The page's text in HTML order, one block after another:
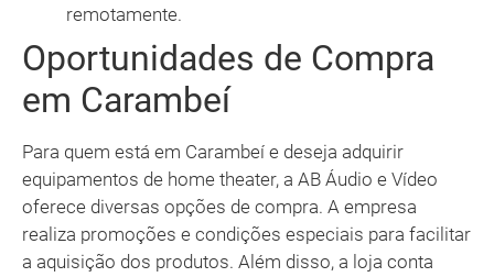
remotamente.
Oportunidades de Compra
em Carambeí
Para quem está em Carambeí e deseja adquirir
equipamentos de home theater, a AB Áudio e Vídeo
oferece diversas opções de compra. A empresa
realiza promoções e condições especiais para facilitar
a aquisição dos produtos. Além disso, a loja conta